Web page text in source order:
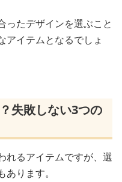
ったデザインを選ぶこと
アイテムとなるでしょ
失敗しない3つの
れるアイテムですが、選
ります。